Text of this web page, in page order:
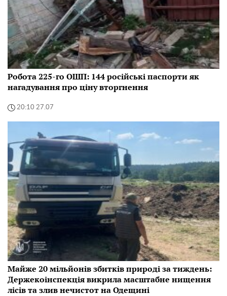
Робота 225-го ОШП: 144 російські паспорти як
нагадування про ціну вторгнення
20:10 27.07
Майже 20 мільйонів збитків природі за тиждень:
Держекоінспекція викрила масштабне нищення
лісів та злив нечистот на Одещині